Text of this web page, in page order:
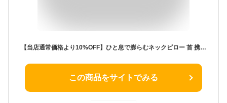
【当店通常価格より10%OFF】ひと息で膨らむネックピロー 首 携帯 エア枕 エアー エアークッション 空気まくら 首枕 トラベル枕 空気 トラベル ピロー ネック クッション 飛行機 車 低反発 旅行用 快眠 大人 枕 コンパクト グッズ フライト 男女兼用 移動 休憩 簡単圧縮
この商品をサイトでみる